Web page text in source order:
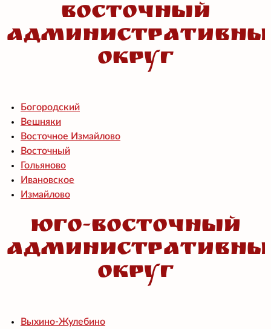
Восточный
округ
Богородский
Вешняки
Восточное Измайлово
Восточный
Гольяново
Ивановское
Измайлово
Юго-Восточный
округ
Выхино-Жулебино